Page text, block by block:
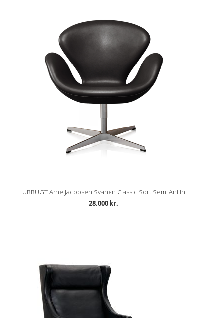
UBRUGT Arne Jacobsen Svanen Classic Sort Semi Anilin
28.000 kr.